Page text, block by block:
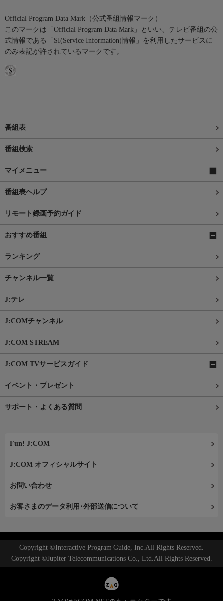
Official Program Data Mark（公式番組情報マーク）
このマークは「Official Program Data Mark」といい、テレビ番組の公
式情報である「SI(Service Information)情報」を利用したサービスに
のみ表記が許されているマークです。
番組表
番組検索
マイメニュー
番組表ヘルプ
リモート録画予約ガイド
おすすめ番組
ランキング
チャンネル一覧
J:テレ
J:COMチャンネル
J:COM STREAM
J:COM TVサービスガイド
イベント・プレゼント
サポート・よくある質問
Fun! J:COM
J:COM オフィシャルサイト
お問い合わせ
お客さまのデータ利用･外部送信について
Copyright ©Interactive Program Guide, Inc.All Rights Reserved.
Copyright ©Jupiter Telecommunications Co., Ltd.All Rights Reserved.